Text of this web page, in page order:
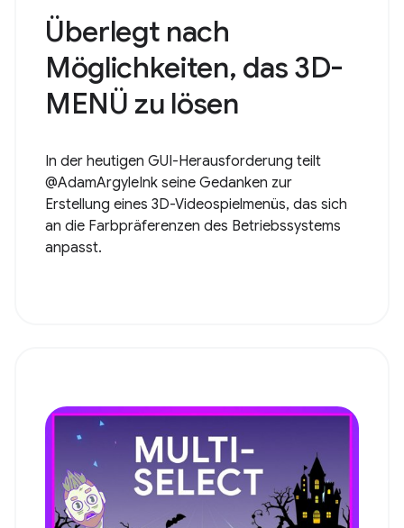
Überlegt nach
Möglichkeiten, das 3D-
MENÜ zu lösen
In der heutigen GUI-Herausforderung teilt
@AdamArgyleInk seine Gedanken zur
Erstellung eines 3D-Videospielmenüs, das sich
an die Farbpräferenzen des Betriebssystems
anpasst.